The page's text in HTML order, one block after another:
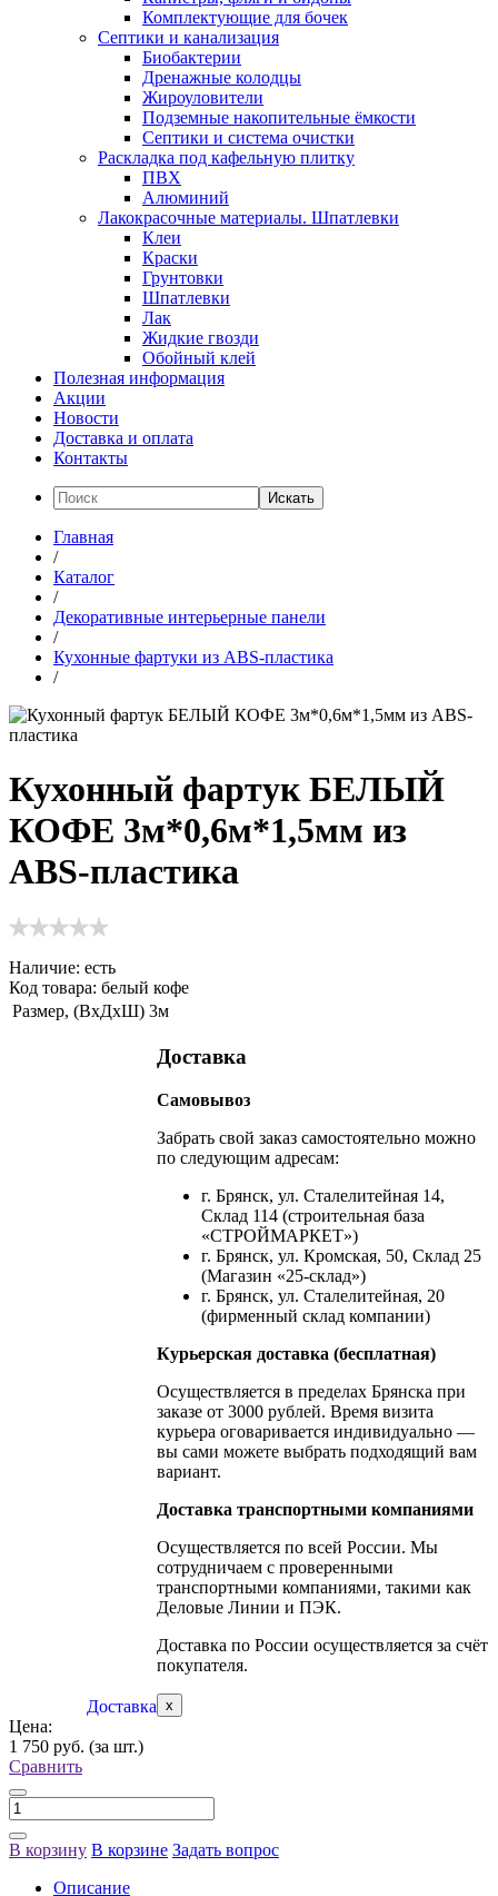
Комплектующие для бочек
Септики и канализация
Биобактерии
Дренажные колодцы
Жироуловители
Подземные накопительные ёмкости
Септики и система очистки
Раскладка под кафельную плитку
ПВХ
Алюминий
Лакокрасочные материалы. Шпатлевки
Клеи
Краски
Грунтовки
Шпатлевки
Лак
Жидкие гвозди
Обойный клей
Полезная информация
Акции
Новости
Доставка и оплата
Контакты
Искать
Главная
/
Каталог
/
Декоративные интерьерные панели
/
Кухонные фартуки из ABS-пластика
/
Кухонный фартук БЕЛЫЙ
КОФЕ 3м*0,6м*1,5мм из
ABS-пластика
Наличие: есть
Код товара: белый кофе
Размер, (ВхДхШ) 3м
Доставка
Доставка
Самовывоз
Забрать свой заказ самостоятельно можно
по следующим адресам:
г. Брянск, ул. Сталелитейная 14,
Склад 114 (строительная база
«СТРОЙМАРКЕТ»)
г. Брянск, ул. Кромская, 50, Склад 25
(Магазин «25-склад»)
г. Брянск, ул. Сталелитейная, 20
(фирменный склад компании)
Курьерская доставка (бесплатная)
Осуществляется в пределах Брянска при
заказе от 3000 рублей. Время визита
курьера оговаривается индивидуально —
вы сами можете выбрать подходящий вам
вариант.
Доставка транспортными компаниями
Осуществляется по всей России. Мы
сотрудничаем с проверенными
транспортными компаниями, такими как
Деловые Линии и ПЭК.
Доставка по России осуществляется за счёт
покупателя.
x
Цена:
1 750 руб. (за шт.)
Сравнить
В корзину В корзине Задать вопрос
Описание